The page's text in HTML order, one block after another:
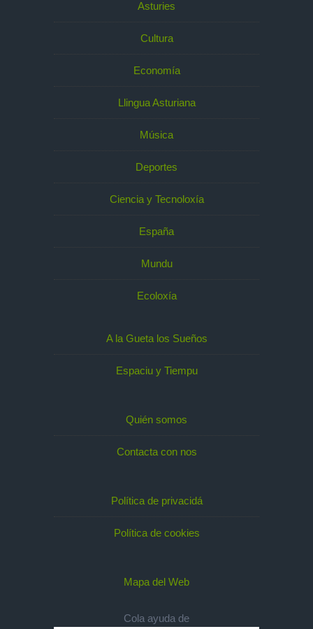
Asturies
Cultura
Economía
Llingua Asturiana
Música
Deportes
Ciencia y Tecnoloxía
España
Mundu
Ecoloxía
A la Gueta los Sueños
Espaciu y Tiempu
Quién somos
Contacta con nos
Política de privacidá
Política de cookies
Mapa del Web
Cola ayuda de